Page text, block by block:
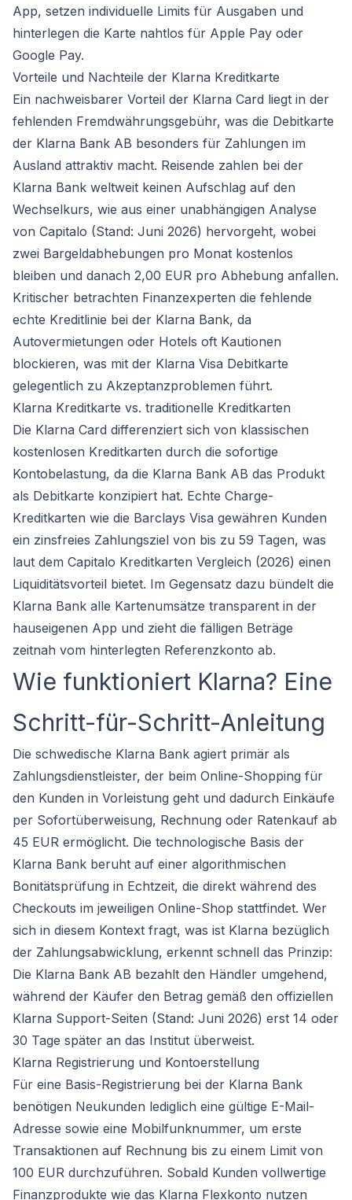
App, setzen individuelle Limits für Ausgaben und
hinterlegen die Karte nahtlos für Apple Pay oder
Google Pay.
Vorteile und Nachteile der Klarna Kreditkarte
Ein nachweisbarer Vorteil der Klarna Card liegt in der
fehlenden Fremdwährungsgebühr, was die Debitkarte
der Klarna Bank AB besonders für Zahlungen im
Ausland attraktiv macht. Reisende zahlen bei der
Klarna Bank weltweit keinen Aufschlag auf den
Wechselkurs, wie aus einer unabhängigen Analyse
von Capitalo (Stand: Juni 2026) hervorgeht, wobei
zwei Bargeldabhebungen pro Monat kostenlos
bleiben und danach 2,00 EUR pro Abhebung anfallen.
Kritischer betrachten Finanzexperten die fehlende
echte Kreditlinie bei der Klarna Bank, da
Autovermietungen oder Hotels oft Kautionen
blockieren, was mit der Klarna Visa Debitkarte
gelegentlich zu Akzeptanzproblemen führt.
Klarna Kreditkarte vs. traditionelle Kreditkarten
Die Klarna Card differenziert sich von klassischen
kostenlosen Kreditkarten durch die sofortige
Kontobelastung, da die Klarna Bank AB das Produkt
als Debitkarte konzipiert hat. Echte Charge-
Kreditkarten wie die Barclays Visa gewähren Kunden
ein zinsfreies Zahlungsziel von bis zu 59 Tagen, was
laut dem Capitalo Kreditkarten Vergleich (2026) einen
Liquiditätsvorteil bietet. Im Gegensatz dazu bündelt die
Klarna Bank alle Kartenumsätze transparent in der
hauseigenen App und zieht die fälligen Beträge
zeitnah vom hinterlegten Referenzkonto ab.
Wie funktioniert Klarna? Eine
Schritt-für-Schritt-Anleitung
Die schwedische Klarna Bank agiert primär als
Zahlungsdienstleister, der beim Online-Shopping für
den Kunden in Vorleistung geht und dadurch Einkäufe
per Sofortüberweisung, Rechnung oder Ratenkauf ab
45 EUR ermöglicht. Die technologische Basis der
Klarna Bank beruht auf einer algorithmischen
Bonitätsprüfung in Echtzeit, die direkt während des
Checkouts im jeweiligen Online-Shop stattfindet. Wer
sich in diesem Kontext fragt, was ist Klarna bezüglich
der Zahlungsabwicklung, erkennt schnell das Prinzip:
Die Klarna Bank AB bezahlt den Händler umgehend,
während der Käufer den Betrag gemäß den offiziellen
Klarna Support-Seiten (Stand: Juni 2026) erst 14 oder
30 Tage später an das Institut überweist.
Klarna Registrierung und Kontoerstellung
Für eine Basis-Registrierung bei der Klarna Bank
benötigen Neukunden lediglich eine gültige E-Mail-
Adresse sowie eine Mobilfunknummer, um erste
Transaktionen auf Rechnung bis zu einem Limit von
100 EUR durchzuführen. Sobald Kunden vollwertige
Finanzprodukte wie das Klarna Flexkonto nutzen